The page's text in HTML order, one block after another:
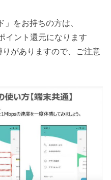
をお持ちの方は、
イント還元になります
りがありますので、ご注意